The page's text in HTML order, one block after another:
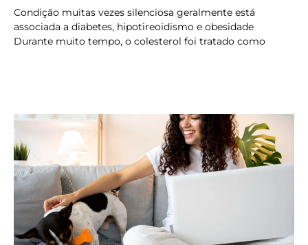
Condição muitas vezes silenciosa geralmente está
associada a diabetes, hipotireoidismo e obesidade
Durante muito tempo, o colesterol foi tratado como